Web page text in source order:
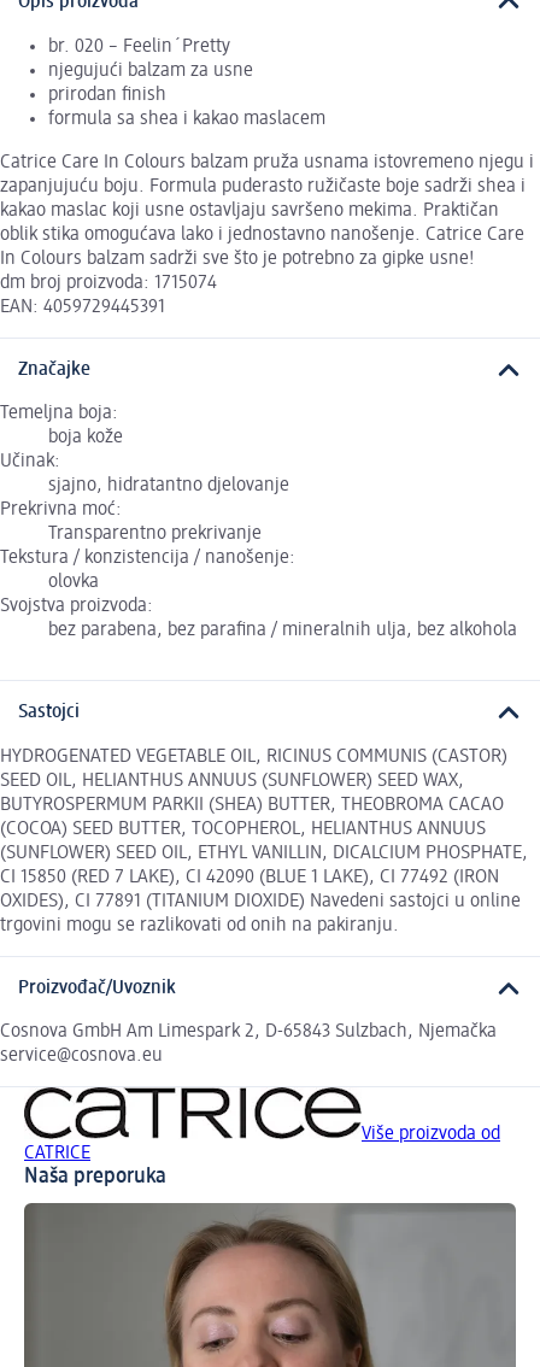
br. 020 – Feelin´Pretty
njegujući balzam za usne
prirodan finish
formula sa shea i kakao maslacem
Catrice Care In Colours balzam pruža usnama istovremeno njegu i
zapanjujuću boju. Formula puderasto ružičaste boje sadrži shea i
kakao maslac koji usne ostavljaju savršeno mekima. Praktičan
oblik stika omogućava lako i jednostavno nanošenje. Catrice Care
In Colours balzam sadrži sve što je potrebno za gipke usne!
dm broj proizvoda: 1715074
EAN: 4059729445391
Značajke
Temeljna boja:
boja kože
Učinak:
sjajno, hidratantno djelovanje
Prekrivna moć:
Transparentno prekrivanje
Tekstura / konzistencija / nanošenje:
olovka
Svojstva proizvoda:
bez parabena, bez parafina / mineralnih ulja, bez alkohola
Sastojci
HYDROGENATED VEGETABLE OIL, RICINUS COMMUNIS (CASTOR)
SEED OIL, HELIANTHUS ANNUUS (SUNFLOWER) SEED WAX,
BUTYROSPERMUM PARKII (SHEA) BUTTER, THEOBROMA CACAO
(COCOA) SEED BUTTER, TOCOPHEROL, HELIANTHUS ANNUUS
(SUNFLOWER) SEED OIL, ETHYL VANILLIN, DICALCIUM PHOSPHATE,
CI 15850 (RED 7 LAKE), CI 42090 (BLUE 1 LAKE), CI 77492 (IRON
OXIDES), CI 77891 (TITANIUM DIOXIDE) Navedeni sastojci u online
trgovini mogu se razlikovati od onih na pakiranju.
Proizvođač/Uvoznik
Cosnova GmbH Am Limespark 2, D-65843 Sulzbach, Njemačka
service@cosnova.eu
Više proizvoda od
CATRICE
Naša preporuka